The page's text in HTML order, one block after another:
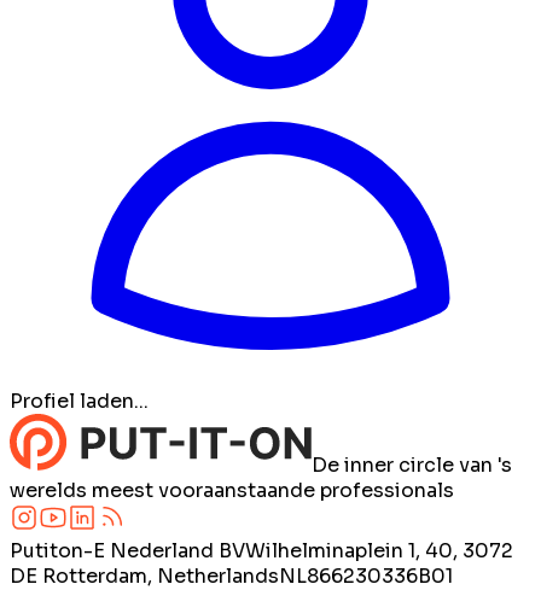
Profiel laden...
De inner circle van 's
werelds meest vooraanstaande professionals
Putiton-E Nederland BVWilhelminaplein 1, 40, 3072
DE Rotterdam, NetherlandsNL866230336B01